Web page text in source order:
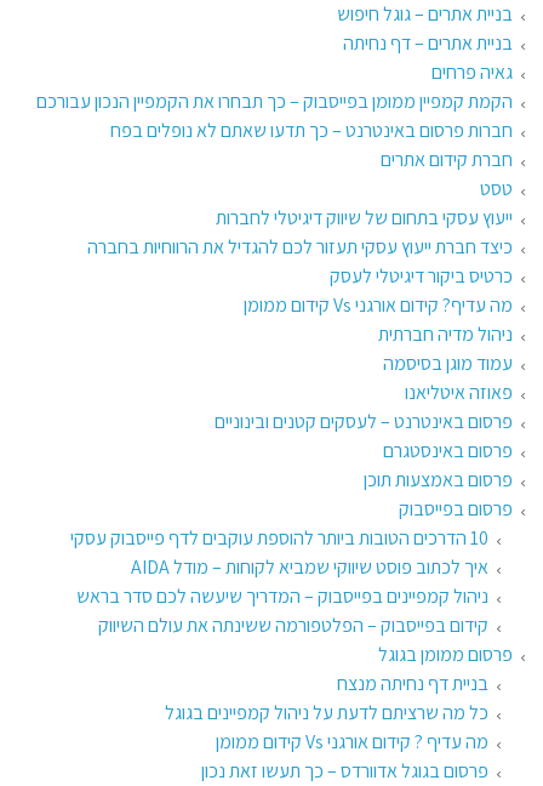
בניית אתרים – גוגל חיפוש
בניית אתרים – דף נחיתה
גאיה פרחים
הקמת קמפיין ממומן בפייסבוק – כך תבחרו את הקמפיין הנכון עבורכם
חברות פרסום באינטרנט – כך תדעו שאתם לא נופלים בפח
חברת קידום אתרים
טסט
ייעוץ עסקי בתחום של שיווק דיגיטלי לחברות
כיצד חברת ייעוץ עסקי תעזור לכם להגדיל את הרווחיות בחברה
כרטיס ביקור דיגיטלי לעסק
מה עדיף? קידום אורגני Vs קידום ממומן
ניהול מדיה חברתית
עמוד מוגן בסיסמה
פאוזה איטליאנו
פרסום באינטרנט – לעסקים קטנים ובינוניים
פרסום באינסטגרם
פרסום באמצעות תוכן
פרסום בפייסבוק
10 הדרכים הטובות ביותר להוספת עוקבים לדף פייסבוק עסקי
איך לכתוב פוסט שיווקי שמביא לקוחות – מודל AIDA
ניהול קמפיינים בפייסבוק – המדריך שיעשה לכם סדר בראש
קידום בפייסבוק – הפלטפורמה ששינתה את עולם השיווק
פרסום ממומן בגוגל
בניית דף נחיתה מנצח
כל מה שרציתם לדעת על ניהול קמפיינים בגוגל
מה עדיף ? קידום אורגני Vs קידום ממומן
פרסום בגוגל אדוורדס – כך תעשו זאת נכון